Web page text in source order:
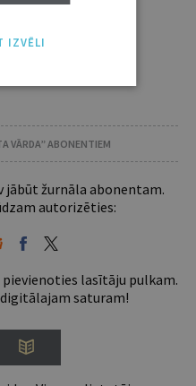
ka tas ir bijis
VĀRDA” ABONENTIEM
jābūt žurnāla abonentam.
autorizēties:
lasītāju pulkam.
saturam!
IZVĒLI